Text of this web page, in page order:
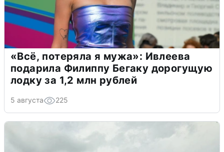
«Всё, потеряла я мужа»: Ивлеева
подарила Филиппу Бегаку дорогущую
лодку за 1,2 млн рублей
5 августа 225